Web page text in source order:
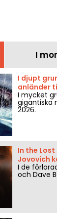
I
I djupt
anländer
I mycket
gigantiska
2026.
In the
Jovovich
I de
och Dave